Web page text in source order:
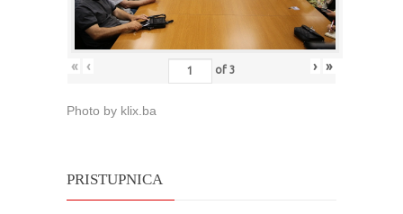
« ‹ of 3 › »
Photo by klix.ba
PRISTUPNICA